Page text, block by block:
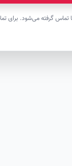
می‌شود. برای تماس فوری: